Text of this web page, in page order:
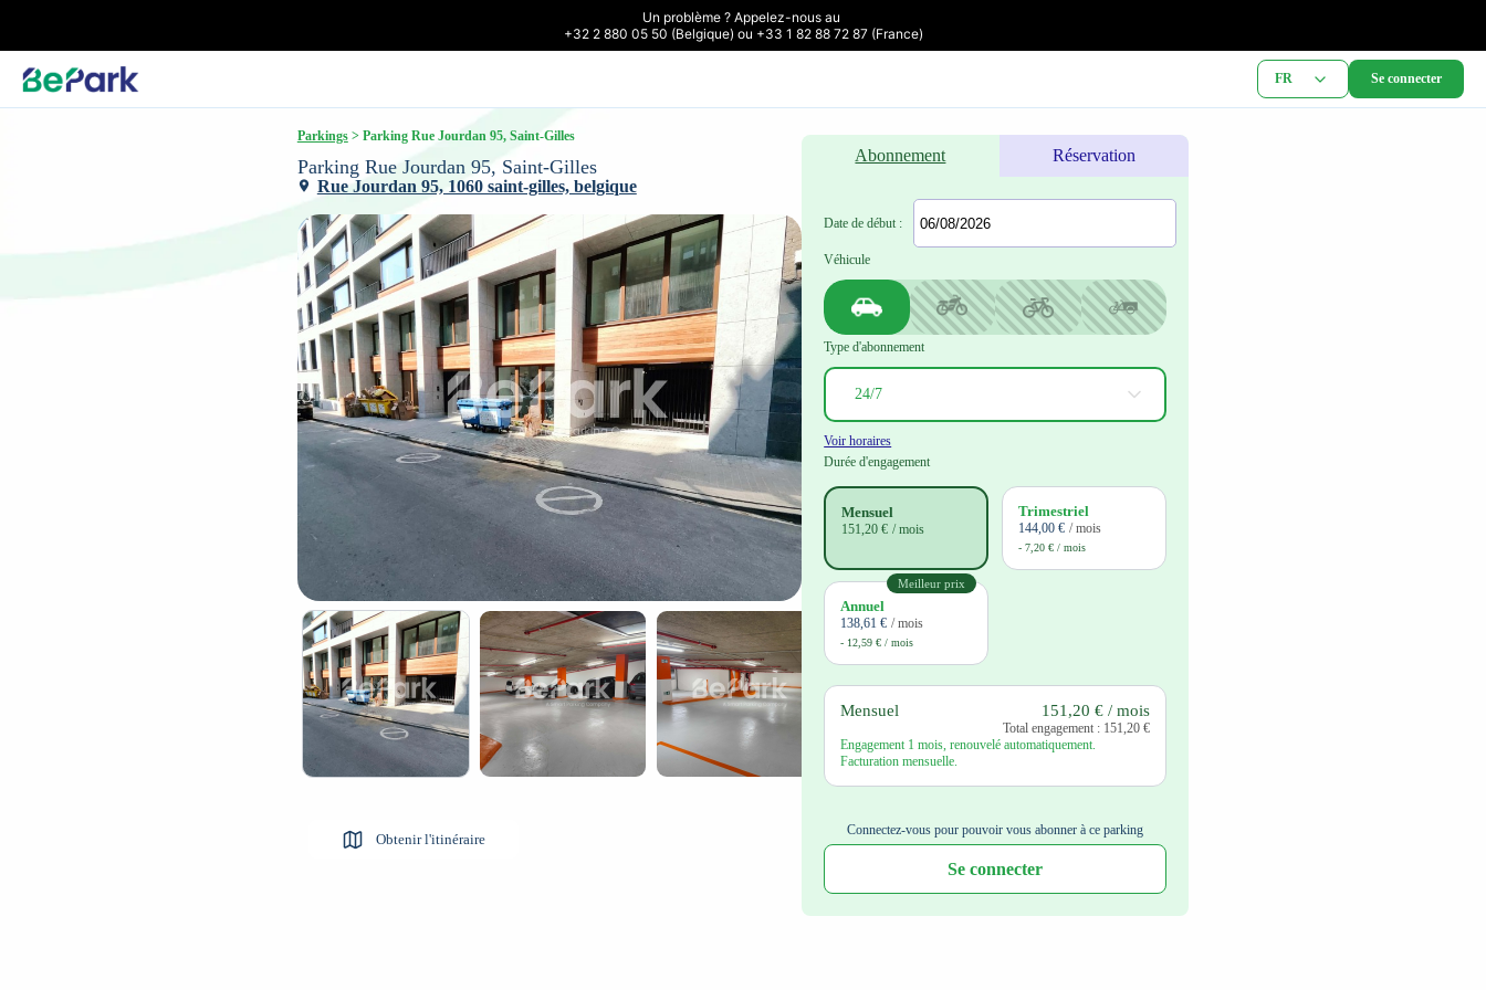
Un problème ? Appelez-nous au
+32 2 880 05 50 (Belgique) ou +33 1 82 88 72 87 (France)
FR Se connecter
Parkings > Parking Rue Jourdan 95, Saint-Gilles
Parking Rue Jourdan 95, Saint-Gilles
Rue Jourdan 95, 1060 saint-gilles, belgique
Obtenir l'itinéraire
Abonnement Réservation
Date de début :
Véhicule
Type d'abonnement
Voir horaires
Durée d'engagement
Mensuel
151,20 € / mois
Trimestriel
144,00 € / mois
- 7,20 € / mois
Meilleur prix
Annuel
138,61 € / mois
- 12,59 € / mois
Mensuel 151,20 € / mois
Total engagement : 151,20 €
Engagement 1 mois, renouvelé automatiquement.
Facturation mensuelle.
Connectez-vous pour pouvoir vous abonner à ce parking
Se connecter